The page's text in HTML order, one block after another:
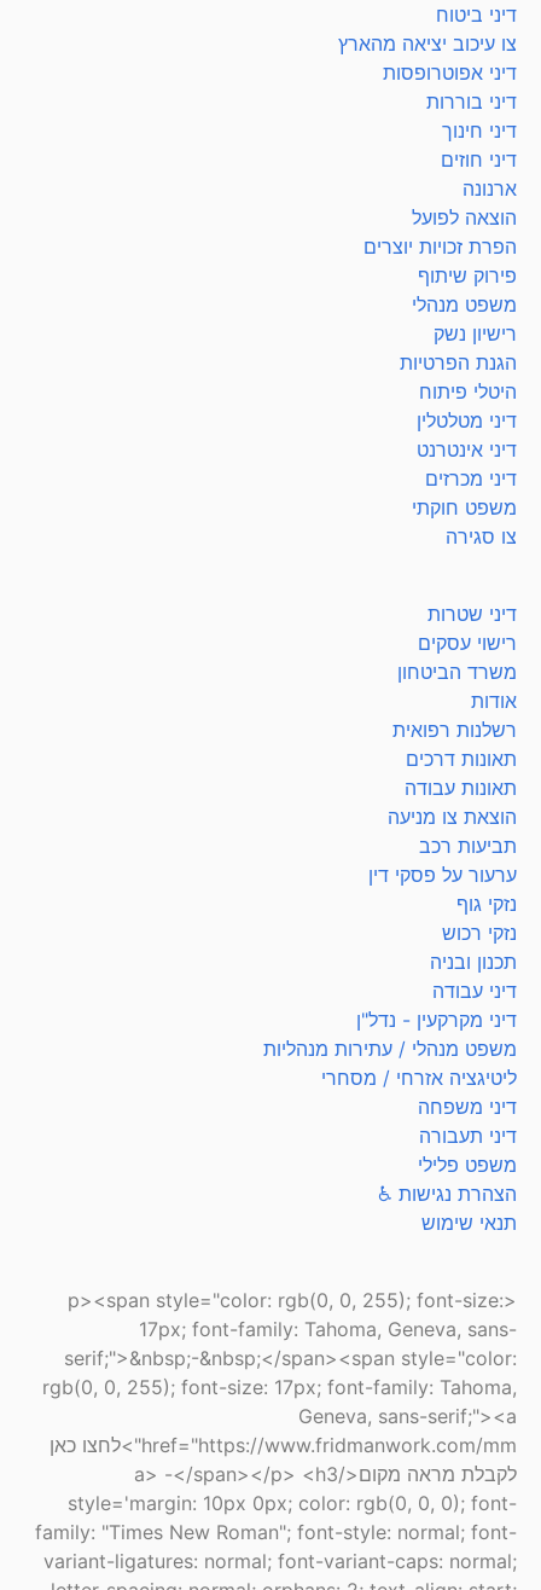
דיני ביטוח
צו עיכוב יציאה מהארץ
דיני אפוטרופסות
דיני בוררות
דיני חינוך
דיני חוזים
ארנונה
הוצאה לפועל
הפרת זכויות יוצרים
פירוק שיתוף
משפט מנהלי
רישיון נשק
הגנת הפרטיות
היטלי פיתוח
דיני מטלטלין
דיני אינטרנט
דיני מכרזים
משפט חוקתי
צו סגירה
דיני שטרות
רישוי עסקים
משרד הביטחון
אודות
רשלנות רפואית
תאונות דרכים
תאונות עבודה
הוצאת צו מניעה
תביעות רכב
ערעור על פסקי דין
נזקי גוף
נזקי רכוש
תכנון ובניה
דיני עבודה
דיני מקרקעין - נדל"ן
משפט מנהלי / עתירות מנהליות
ליטיגציה אזרחי / מסחרי
דיני משפחה
דיני תעבורה
משפט פלילי
הצהרת נגישות ♿
תנאי שימוש
<p><span style="color: rgb(0, 0, 255); font-size:
17px; font-family: Tahoma, Geneva, sans-
serif;">&nbsp;-&nbsp;</span><span style="color:
rgb(0, 0, 255); font-size: 17px; font-family: Tahoma,
Geneva, sans-serif;"><a
href="https://www.fridmanwork.com/mm">לחצו כאן
לקבלת מראה מקום</a> -</span></p> <h3
style='margin: 10px 0px; color: rgb(0, 0, 0); font-
family: "Times New Roman"; font-style: normal; font-
variant-ligatures: normal; font-variant-caps: normal;